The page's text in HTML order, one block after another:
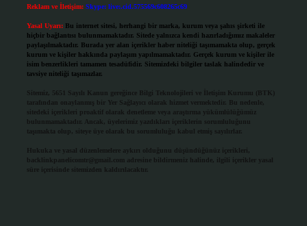
Reklam ve İletişim: Skype: live:.cid.575569c608265c69
Yasal Uyarı: Bu internet sitesi, herhangi bir marka, kurum veya şahıs şirketi ile
hiçbir bağlantısı bulunmamaktadır. Sitede yalnızca kendi hazırladığımız makaleler
paylaşılmaktadır. Burada yer alan içerikler haber niteliği taşımamakta olup, gerçek
kurum ve kişiler hakkında paylaşım yapılmamaktadır. Gerçek kurum ve kişiler ile
isim benzerlikleri tamamen tesadüfidir. Sitemizdeki bilgiler taslak halindedir ve
tavsiye niteliği taşımazlar.
Sitemiz, 5651 Sayılı Kanun gereğince Bilgi Teknolojileri ve İletişim Kurumu (BTK)
tarafından onaylanmış bir Yer Sağlayıcı olarak hizmet vermektedir. Bu nedenle,
sitedeki içerikleri proaktif olarak denetleme veya araştırma yükümlülüğümüz
bulunmamaktadır. Ancak, üyelerimiz yazdıkları içeriklerin sorumluluğunu
taşımakta olup, siteye üye olarak bu sorumluluğu kabul etmiş sayılırlar.
Hukuka ve yasal düzenlemelere aykırı olduğunu düşündüğünüz içerikleri,
backlinkpanelicomtr@gmail.com adresine bildirmeniz halinde, ilgili içerikler yasal
süre içerisinde sitemizden kaldırılacaktır.